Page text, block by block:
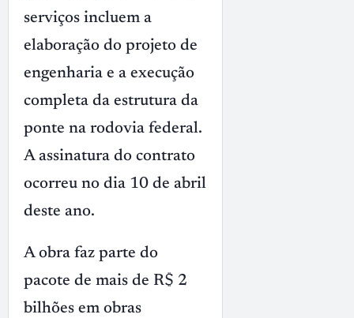
serviços incluem a
elaboração do projeto de
engenharia e a execução
completa da estrutura da
ponte na rodovia federal.
A assinatura do contrato
ocorreu no dia 10 de abril
deste ano.
A obra faz parte do
pacote de mais de R$ 2
bilhões em obras